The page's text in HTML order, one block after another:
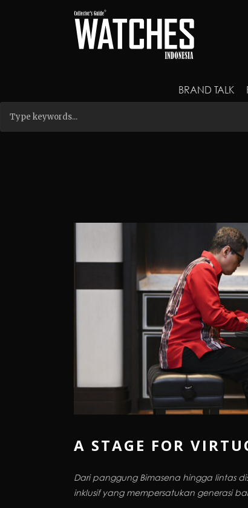
BRAND TALK
A STAGE FOR
Dari panggung Bimasena hingga lintas
inklusif yang mempersatukan generasi